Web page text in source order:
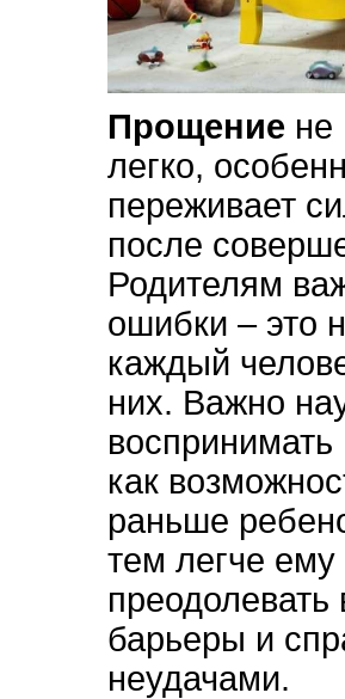
Прощение не
легко,
переживает
после
Родителям
ошибки – это
каждый
них. Важно
как
раньше
тем легче
преодолевать
барьеры и
неудачами.